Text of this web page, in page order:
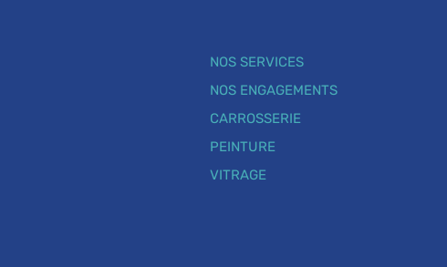
NOS SERVICES
NOS ENGAGEMENTS
CARROSSERIE
PEINTURE
VITRAGE